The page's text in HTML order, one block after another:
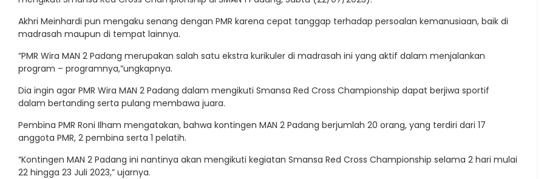
Akhri Meinhardi pun mengaku senang dengan PMR karena cepat tanggap terhadap persoalan kemanusiaan, baik di
madrasah maupun di tempat lainnya.
“PMR Wira MAN 2 Padang merupakan salah satu ekstra kurikuler di madrasah ini yang aktif dalam menjalankan
program – programnya,”ungkapnya.
Dia ingin agar PMR Wira MAN 2 Padang dalam mengikuti Smansa Red Cross Championship dapat berjiwa sportif
dalam bertanding serta pulang membawa juara.
Pembina PMR Roni Ilham mengatakan, bahwa kontingen MAN 2 Padang berjumlah 20 orang, yang terdiri dari 17
anggota PMR, 2 pembina serta 1 pelatih.
“Kontingen MAN 2 Padang ini nantinya akan mengikuti kegiatan Smansa Red Cross Championship selama 2 hari mulai
22 hingga 23 Juli 2023,” ujarnya.